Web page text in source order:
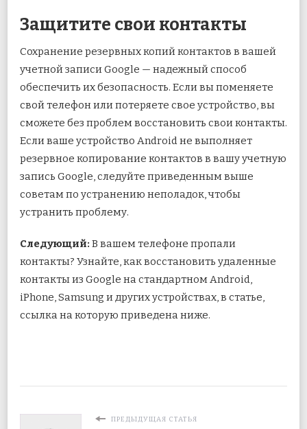
Защитите свои контакты
Сохранение резервных копий контактов в вашей
учетной записи Google — надежный способ
обеспечить их безопасность. Если вы поменяете
свой телефон или потеряете свое устройство, вы
сможете без проблем восстановить свои контакты.
Если ваше устройство Android не выполняет
резервное копирование контактов в вашу учетную
запись Google, следуйте приведенным выше
советам по устранению неполадок, чтобы
устранить проблему.
Следующий: В вашем телефоне пропали
контакты? Узнайте, как восстановить удаленные
контакты из Google на стандартном Android,
iPhone, Samsung и других устройствах, в статье,
ссылка на которую приведена ниже.
ПРЕДЫДУЩАЯ СТАТЬЯ